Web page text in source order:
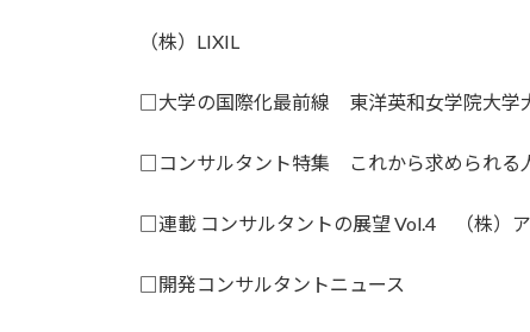
（株）LIXIL
□大学の国際化最前線 東洋英和女学院大学
□コンサルタント特集 これから求められる
□連載 コンサルタントの展望 Vol.4 （株）
□開発コンサルタントニュース